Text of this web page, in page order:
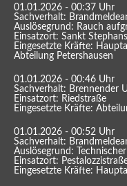
01.01.2026 - 00:37 Uhr
Sachverhalt:
Auslösegrund: Rauch
Einsatzort: Sankt
Eingesetzte Kräfte:
Abteilung Petershausen
01.01.2026 - 00:46 Uhr
Sachverhalt: Brennender
Einsatzort: Riedstraße
Eingesetzte Kräfte:
01.01.2026 - 00:52 Uhr
Sachverhalt:
Auslösegrund:
Einsatzort:
Eingesetzte Kräfte: